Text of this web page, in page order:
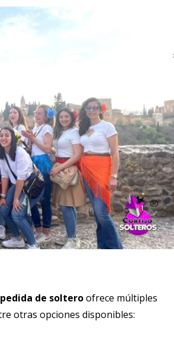
de solteroofrece múltiples
otras opciones disponibles: